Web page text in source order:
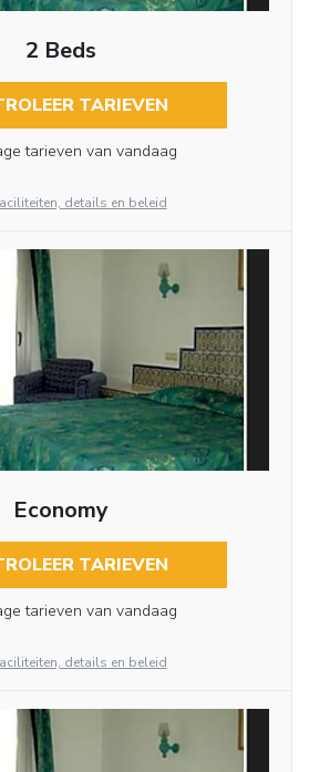
2 Beds
TARIEVEN
tarieven van vandaag
details en beleid
Economy
TARIEVEN
tarieven van vandaag
details en beleid